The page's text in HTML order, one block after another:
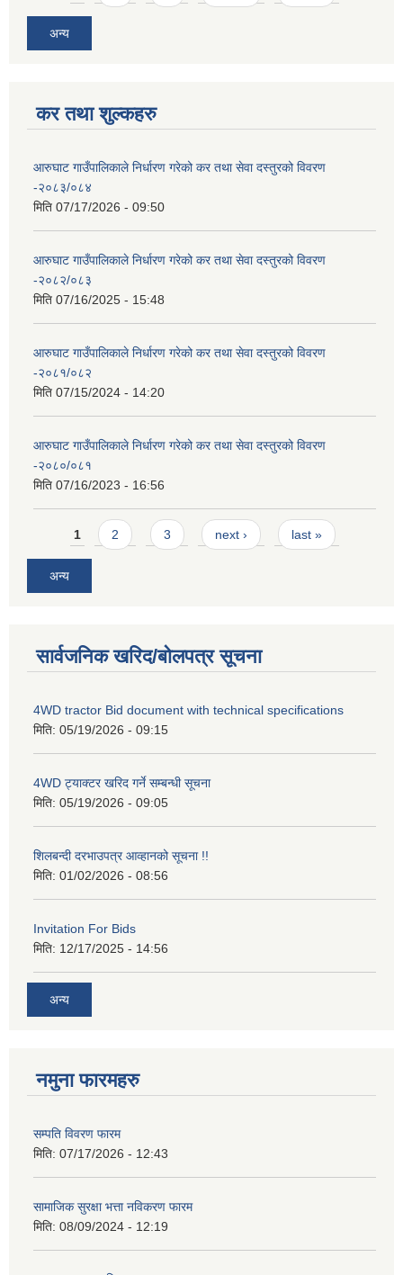
अन्य
कर तथा शुल्कहरु
आरुघाट गाउँपालिकाले निर्धारण गरेको कर तथा सेवा दस्तुरको विवरण
-२०८३/०८४
मिति 07/17/2026 - 09:50
आरुघाट गाउँपालिकाले निर्धारण गरेको कर तथा सेवा दस्तुरको विवरण
-२०८२/०८३
मिति 07/16/2025 - 15:48
आरुघाट गाउँपालिकाले निर्धारण गरेको कर तथा सेवा दस्तुरको विवरण
-२०८१/०८२
मिति 07/15/2024 - 14:20
आरुघाट गाउँपालिकाले निर्धारण गरेको कर तथा सेवा दस्तुरको विवरण
-२०८०/०८१
मिति 07/16/2023 - 16:56
Pages
1 2 3 next › last »
अन्य
सार्वजनिक खरिद/बोलपत्र सूचना
4WD tractor Bid document with technical specifications
मिति: 05/19/2026 - 09:15
4WD ट्याक्टर खरिद गर्ने सम्बन्धी सूचना
मिति: 05/19/2026 - 09:05
शिलबन्दी दरभाउपत्र आव्हानको सूचना !!
मिति: 01/02/2026 - 08:56
Invitation For Bids
मिति: 12/17/2025 - 14:56
अन्य
नमुना फारमहरु
सम्पति विवरण फारम
मिति: 07/17/2026 - 12:43
सामाजिक सुरक्षा भत्ता नविकरण फारम
मिति: 08/09/2024 - 12:19